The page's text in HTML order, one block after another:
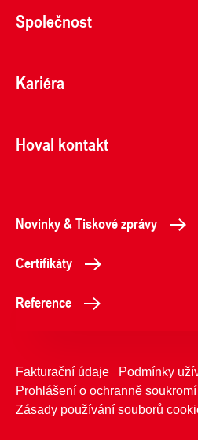
Společnost
Kariéra
Hoval kontakt
Novinky & Tiskové zprávy
Certifikáty
Reference
Fakturační údaje
Podmínky
Prohlášení o ochranně soukromí
Zásady používání souborů